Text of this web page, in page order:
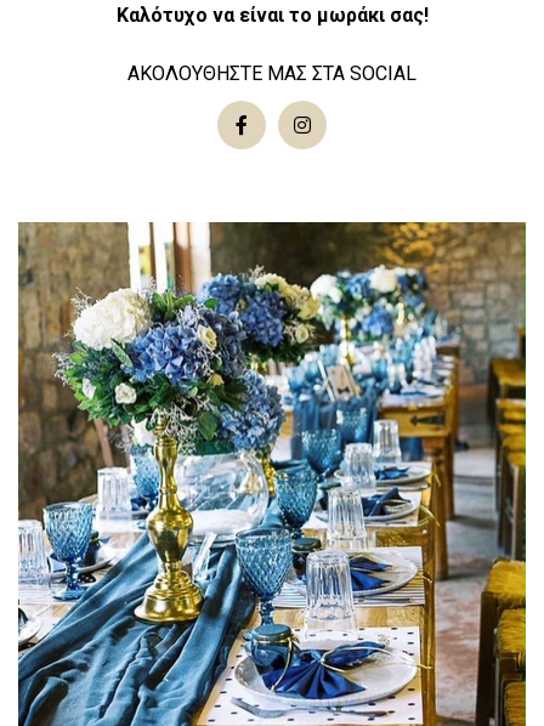
Καλότυχο να είναι το μωράκι σας!
ΑΚΟΛΟΥΘΗΣΤΕ ΜΑΣ ΣΤΑ SOCIAL